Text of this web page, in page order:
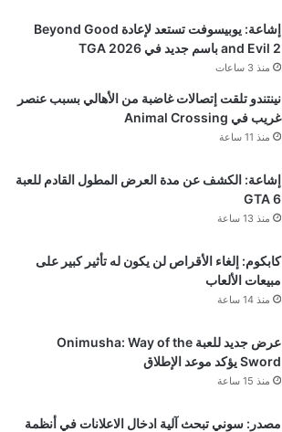
إشاعة: يوبيسوفت تستعد لإعادة Beyond Good
and Evil 2 باسم جديد في TGA 2026
منذ 3 ساعات
نينتندو تلقت إتصالات غاضبة من الأهالي بسبب عنصر
غريب في Animal Crossing
منذ 11 ساعة
إشاعة: الكشف عن مدة العرض المطول القادم للعبة
GTA 6
منذ 13 ساعة
كابكوم: إلغاء الأقراص لن يكون له تأثير كبير على
مبيعات الألعاب
منذ 14 ساعة
عرض جديد للعبة Onimusha: Way of the
Sword يؤكد موعد الإطلاق
منذ 15 ساعة
مصدر: سوني تبحث آلية ادخال الاعلانات في أنظمة